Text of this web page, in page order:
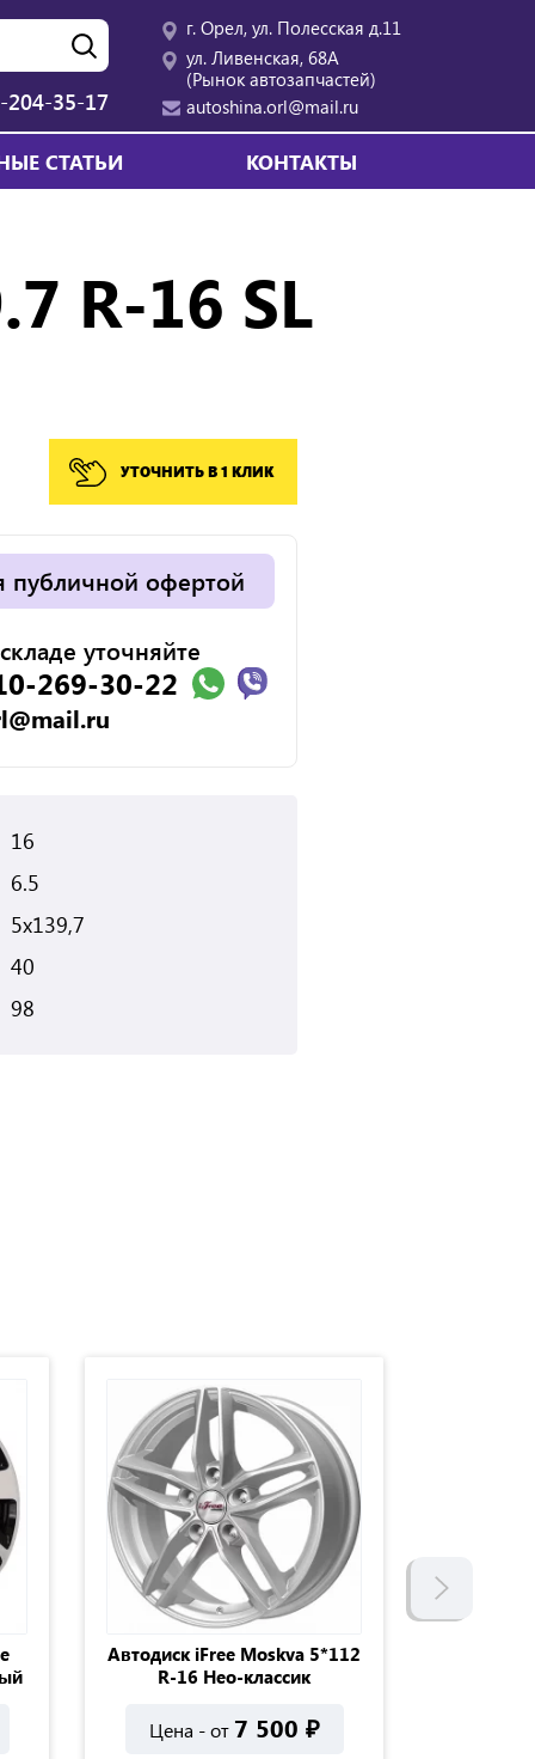
204-35-17
г. Орел, ул. Полесская д.11
ул. Ливенская, 68А
(Рынок автозапчастей)
autoshina.orl@mail.ru
СТАТЬИ КОНТАКТЫ
R-16 SL
УТОЧНИТЬ В 1 КЛИК
публичной офертой
уточняйте
269-30-22
16
6.5
5x139,7
40
98
Автодиск iFree Moskva 5*112
R-16 Нео-классик
Цена - от 7 500 ₽